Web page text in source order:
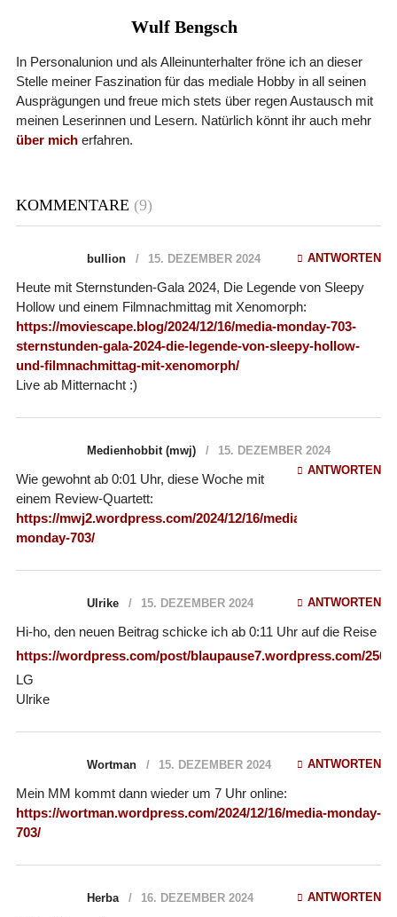
Wulf Bengsch
In Personalunion und als Alleinunterhalter fröne ich an dieser
Stelle meiner Faszination für das mediale Hobby in all seinen
Ausprägungen und freue mich stets über regen Austausch mit
meinen Leserinnen und Lesern. Natürlich könnt ihr auch mehr
über micherfahren.
KOMMENTARE (9)
bullion 15. DEZEMBER 2024 ANTWORTEN
Heute mit Sternstunden-Gala 2024, Die Legende von Sleepy
Hollow und einem Filmnachmittag mit Xenomorph:
https://moviescape.blog/2024/12/16/media-monday-703-
sternstunden-gala-2024-die-legende-von-sleepy-hollow-
und-filmnachmittag-mit-xenomorph/
Live ab Mitternacht :)
Medienhobbit (mwj)
15. DEZEMBER 2024
ANTWORTEN
Wie gewohnt ab 0:01 Uhr, diese Woche mit
einem Review-Quartett:
https://mwj2.wordpress.com/2024/12/16/media-
monday-703/
Ulrike 15. DEZEMBER 2024 ANTWORTEN
Hi-ho, den neuen Beitrag schicke ich ab 0:11 Uhr auf die Reise
https://wordpress.com/post/blaupause7.wordpress.com/
LG
Ulrike
Wortman 15. DEZEMBER 2024 ANTWORTEN
Mein MM kommt dann wieder um 7 Uhr online:
https://wortman.wordpress.com/2024/12/16/media-monday-
703/
Herba 16. DEZEMBER 2024 ANTWORTEN